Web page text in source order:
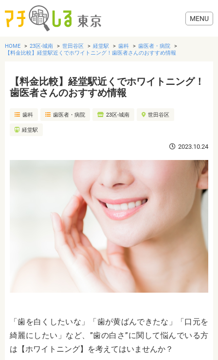
グルメ
美容・健康
HOME 23区-城南 世田谷区 経堂駅 歯科
歯医者・病院
【料金比較】経堂駅近くでホワイトニング！歯医者さんのおすすめ情報
【料金比較】経堂駅近くでホワイトニング！
歯医者さんのおすすめ情報
歯科 歯医者・病院 23区-城南 世田谷区
経堂駅
2023.10.24
「歯を白くしたいな」「歯が黄ばんできたな」「口元を
綺麗にしたい」など、”歯の白さ”に関して悩んでいる方
は【ホワイトニング】を考えてはいませんか？